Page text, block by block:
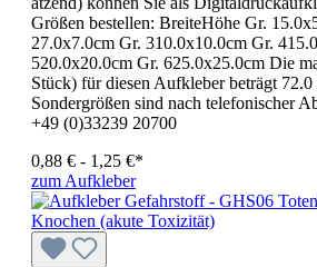
Größen bestellen: BreiteHöhe Gr.
27.0x7.0cm Gr. 310.0x10.0cm Gr.
520.0x20.0cm Gr. 625.0x25.0cm Die
Stück) für diesen Aufkleber beträgt
Sondergrößen sind nach telefonischer
+49 (0)33239 20700
0,88 € - 1,25 €*
zum Aufkleber